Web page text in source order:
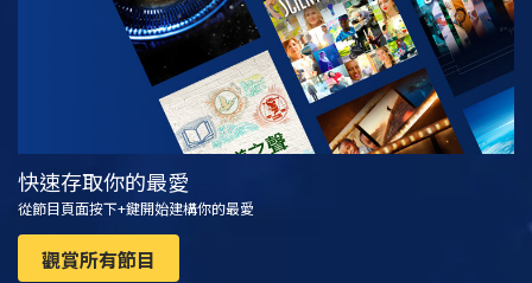
快速存取你的最愛
從節目頁面按下+鍵開始建構你的最愛
觀賞所有節目